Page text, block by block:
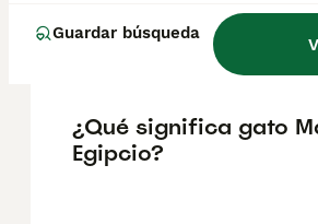
Guardar búsqueda
¿Cómo es un gato
Egipcio?
¿Qué significa gato
Egipcio?